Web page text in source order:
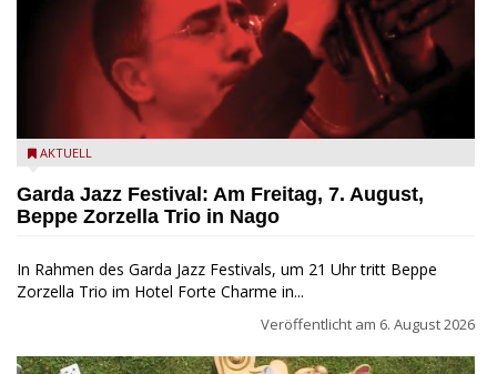
Beppe Zorzella Trio zu Gast beim Garda Jazz Festival
AKTUELL
Garda Jazz Festival: Am Freitag, 7. August,
Beppe Zorzella Trio in Nago
In Rahmen des Garda Jazz Festivals, um 21 Uhr tritt Beppe
Zorzella Trio im Hotel Forte Charme in...
Veröffentlicht am 6. August 2026